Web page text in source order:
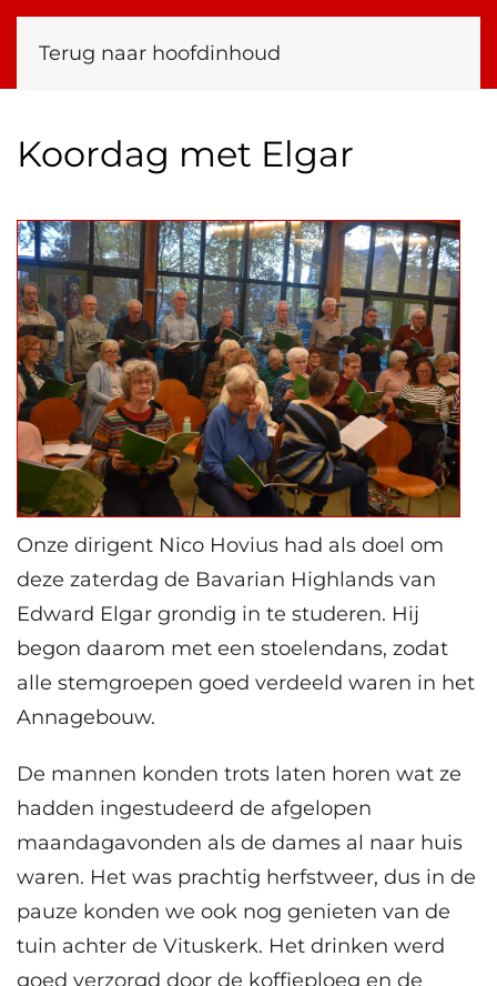
Terug naar hoofdinhoud
Koordag met Elgar
Onze dirigent Nico Hovius had als doel om
deze zaterdag de Bavarian Highlands van
Edward Elgar grondig in te studeren. Hij
begon daarom met een stoelendans, zodat
alle stemgroepen goed verdeeld waren in het
Annagebouw.
De mannen konden trots laten horen wat ze
hadden ingestudeerd de afgelopen
maandagavonden als de dames al naar huis
waren. Het was prachtig herfstweer, dus in de
pauze konden we ook nog genieten van de
tuin achter de Vituskerk. Het drinken werd
goed verzorgd door de koffieploeg en de